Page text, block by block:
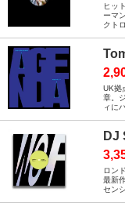
ヒッ
ーマ
クト
UK拠
章。
ィに
DJ
ロン
最新
セン